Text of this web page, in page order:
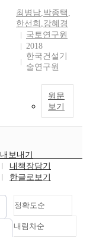
최병남,박종택 ,
한선희 ,강혜경
국토연구원
2018
한국건설기
술연구원
원문
보기
내보내기
내책장담기
한글로보기
정확도순
정확도
내림차순